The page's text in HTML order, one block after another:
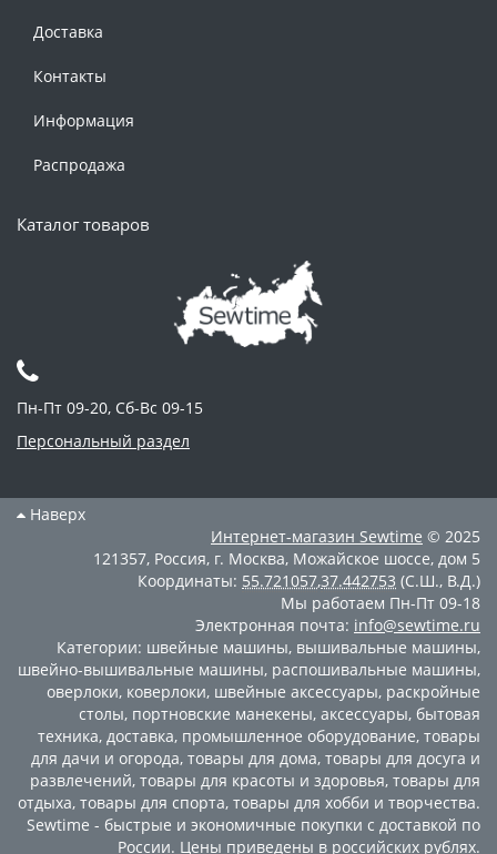
Доставка
Контакты
Информация
Распродажа
Каталог товаров
Пн-Пт 09-20, Сб-Вс 09-15
Персональный раздел
Наверх
Интернет-магазин Sewtime © 2025
121357, Россия, г. Москва, Можайское шоссе, дом 5
Координаты: 55.721057,37.442753 (С.Ш., В.Д.)
Мы работаем Пн-Пт 09-18
Электронная почта: info@sewtime.ru
Категории: швейные машины, вышивальные машины,
швейно-вышивальные машины, распошивальные машины,
оверлоки, коверлоки, швейные аксессуары, раскройные
столы, портновские манекены, аксессуары, бытовая
техника, доставка, промышленное оборудование, товары
для дачи и огорода, товары для дома, товары для досуга и
развлечений, товары для красоты и здоровья, товары для
отдыха, товары для спорта, товары для хобби и творчества.
Sewtime - быстрые и экономичные покупки с доставкой по
России. Цены приведены в российских рублях.